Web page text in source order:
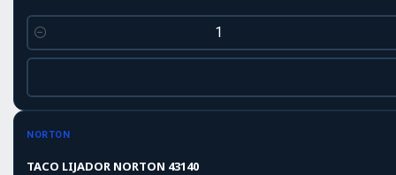
Cantidad
-10%OFF
NORTON
TACO LIJADOR NORTON 43140